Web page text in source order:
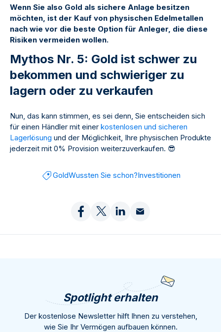
Wenn Sie also Gold als sichere Anlage besitzen
möchten, ist der Kauf von physischen Edelmetallen
nach wie vor die beste Option für Anleger, die diese
Risiken vermeiden wollen.
Mythos Nr. 5: Gold ist schwer zu
bekommen und schwieriger zu
lagern oder zu verkaufen
Nun, das kann stimmen, es sei denn, Sie entscheiden sich
für einen Händler mit einer kostenlosen und sicheren
Lagerlösung und der Möglichkeit, Ihre physischen Produkte
jederzeit mit 0% Provision weiterzuverkaufen. 😎
GoldWussten Sie schon?Investitionen
Spotlight erhalten
Der kostenlose Newsletter hilft Ihnen zu verstehen,
wie Sie Ihr Vermögen aufbauen können.